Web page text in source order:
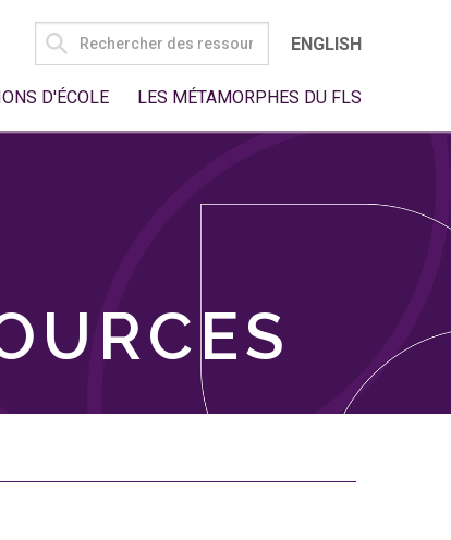
SEARCH
FOR:
ENGLISH
D'ÉCOLE LES MÉTAMORPHES DU FLS